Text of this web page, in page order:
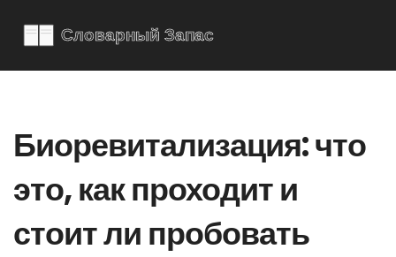
Биоревитализация: что
это, как проходит и
стоит ли пробовать